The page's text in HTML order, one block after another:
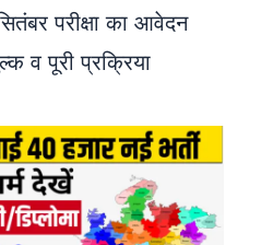
परीक्षा का आवेदन
व पूरी प्रक्रिया